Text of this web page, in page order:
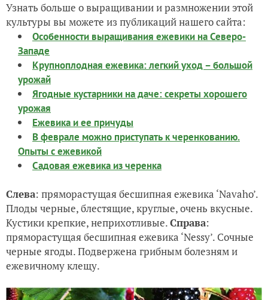
Узнать больше о выращивании и размножении этой
культуры вы можете из публикаций нашего сайта:
Особенности выращивания ежевики на Северо-
Западе
Крупноплодная ежевика: легкий уход – большой
урожай
Ягодные кустарники на даче: секреты хорошего
урожая
Ежевика и ее причуды
В феврале можно приступать к черенкованию.
Опыты с ежевикой
Садовая ежевика из черенка
Слева: пряморастущая бесшипная ежевика ‘Navaho’.
Плоды черные, блестящие, круглые, очень вкусные.
Кустики крепкие, неприхотливые.Справа:
пряморастущая бесшипная ежевика ‘Nessy’. Сочные
черные ягоды. Подвержена грибным болезням и
ежевичному клещу.